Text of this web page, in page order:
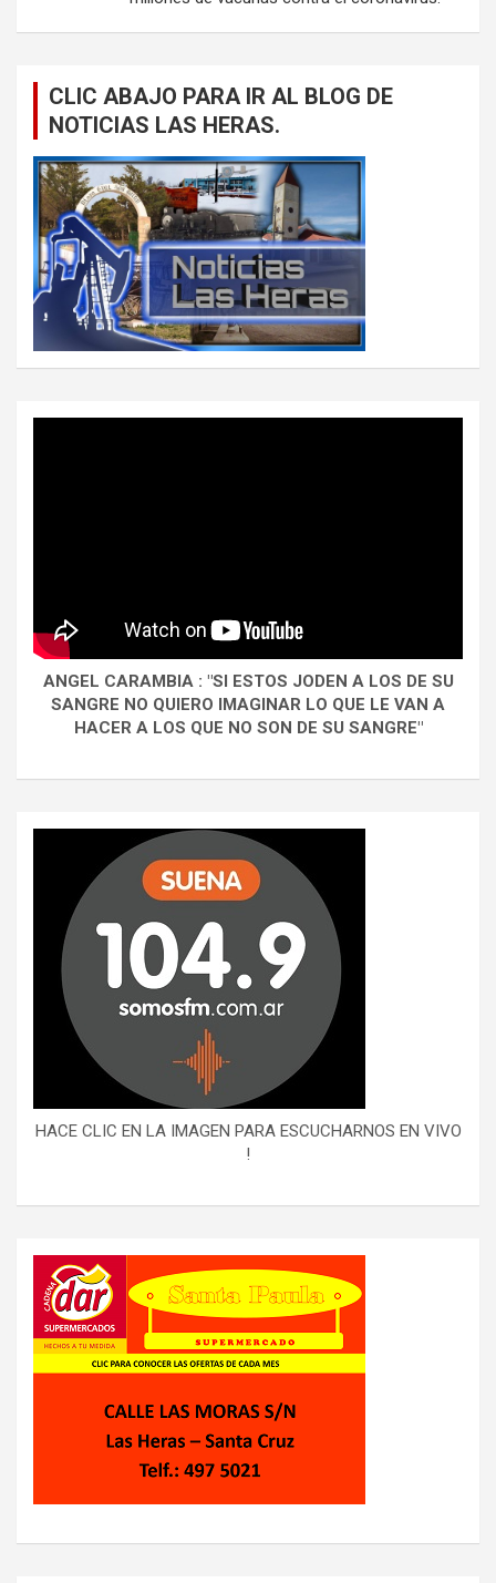
CLIC ABAJO PARA IR AL BLOG DE
NOTICIAS LAS HERAS.
ANGEL CARAMBIA : "SI ESTOS JODEN A LOS DE SU
SANGRE NO QUIERO IMAGINAR LO QUE LE VAN A
HACER A LOS QUE NO SON DE SU SANGRE"
HACE CLIC EN LA IMAGEN PARA ESCUCHARNOS EN VIVO
!